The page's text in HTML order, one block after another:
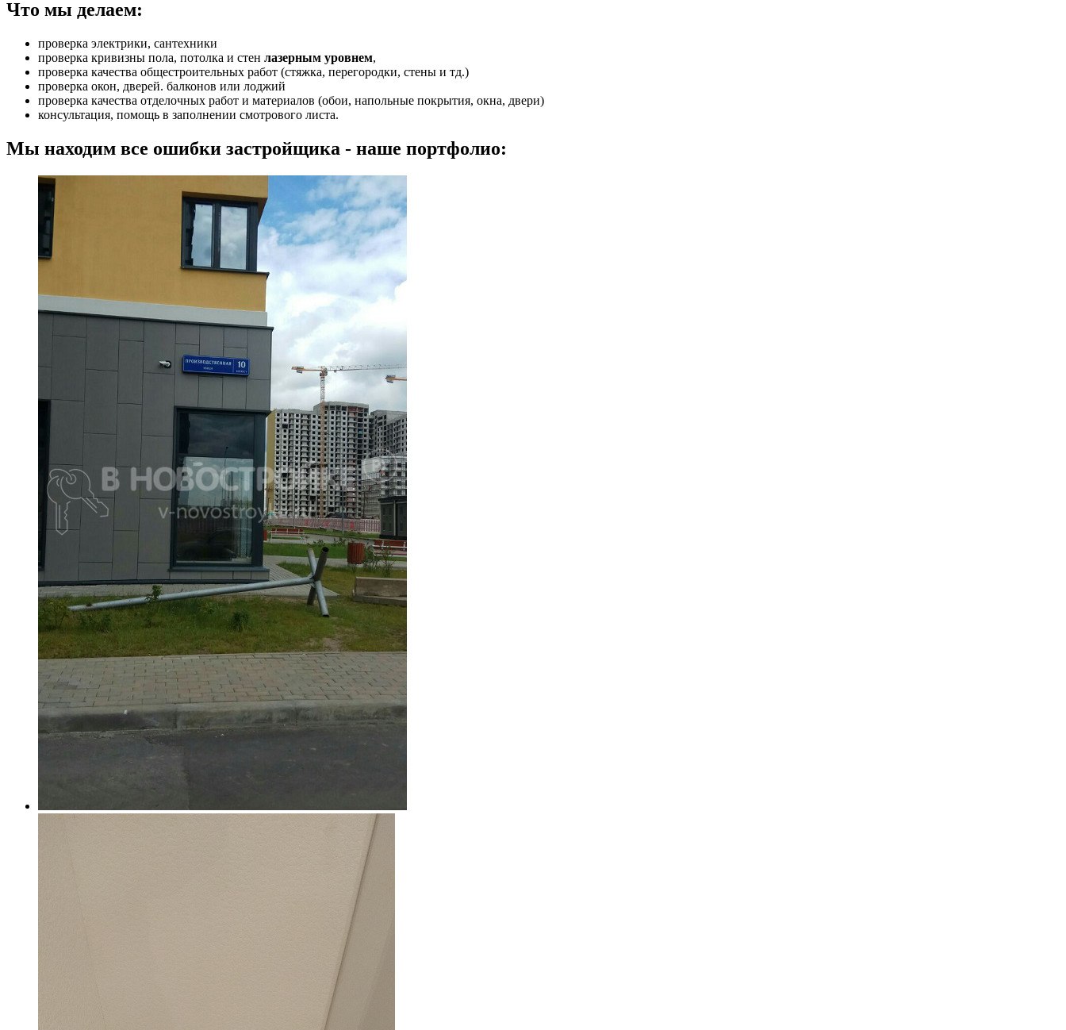
Что мы делаем:
проверка электрики, сантехники
проверка кривизны пола, потолка и стен лазерным уровнем,
проверка качества общестроительных работ (стяжка, перегородки, стены и тд.)
проверка окон, дверей. балконов или лоджий
проверка качества отделочных работ и материалов (обои, напольные покрытия, окна, двери)
консультация, помощь в заполнении смотрового листа.
Мы находим все ошибки застройщика - наше портфолио: